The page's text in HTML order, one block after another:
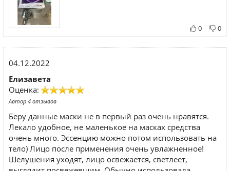
0 0
04.12.2022
Елизавета
Оценка:
Автор 4 отзывов
Беру данные маски не в первый раз очень нравятся.
Лекало удобное, не маленькое на масках средства
очень много. Эссенцию можно потом использовать на
тело) Лицо после применения очень увлажненное!
Шелушения уходят, лицо освежается, светлеет,